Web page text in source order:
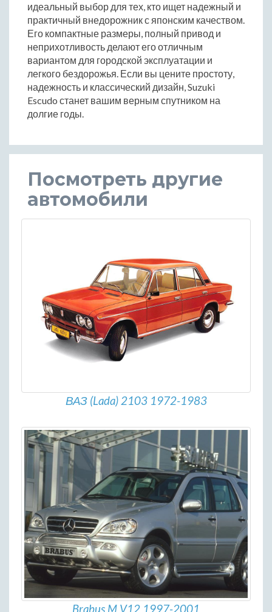
идеальный выбор для тех, кто ищет надежный и
практичный внедорожник с японским качеством.
Его компактные размеры, полный привод и
неприхотливость делают его отличным
вариантом для городской эксплуатации и
легкого бездорожья. Если вы цените простоту,
надежность и классический дизайн, Suzuki
Escudo станет вашим верным спутником на
долгие годы.
Посмотреть другие
автомобили
ВАЗ (Lada) 2103 1972-1983
Brabus M V12 1997-2001